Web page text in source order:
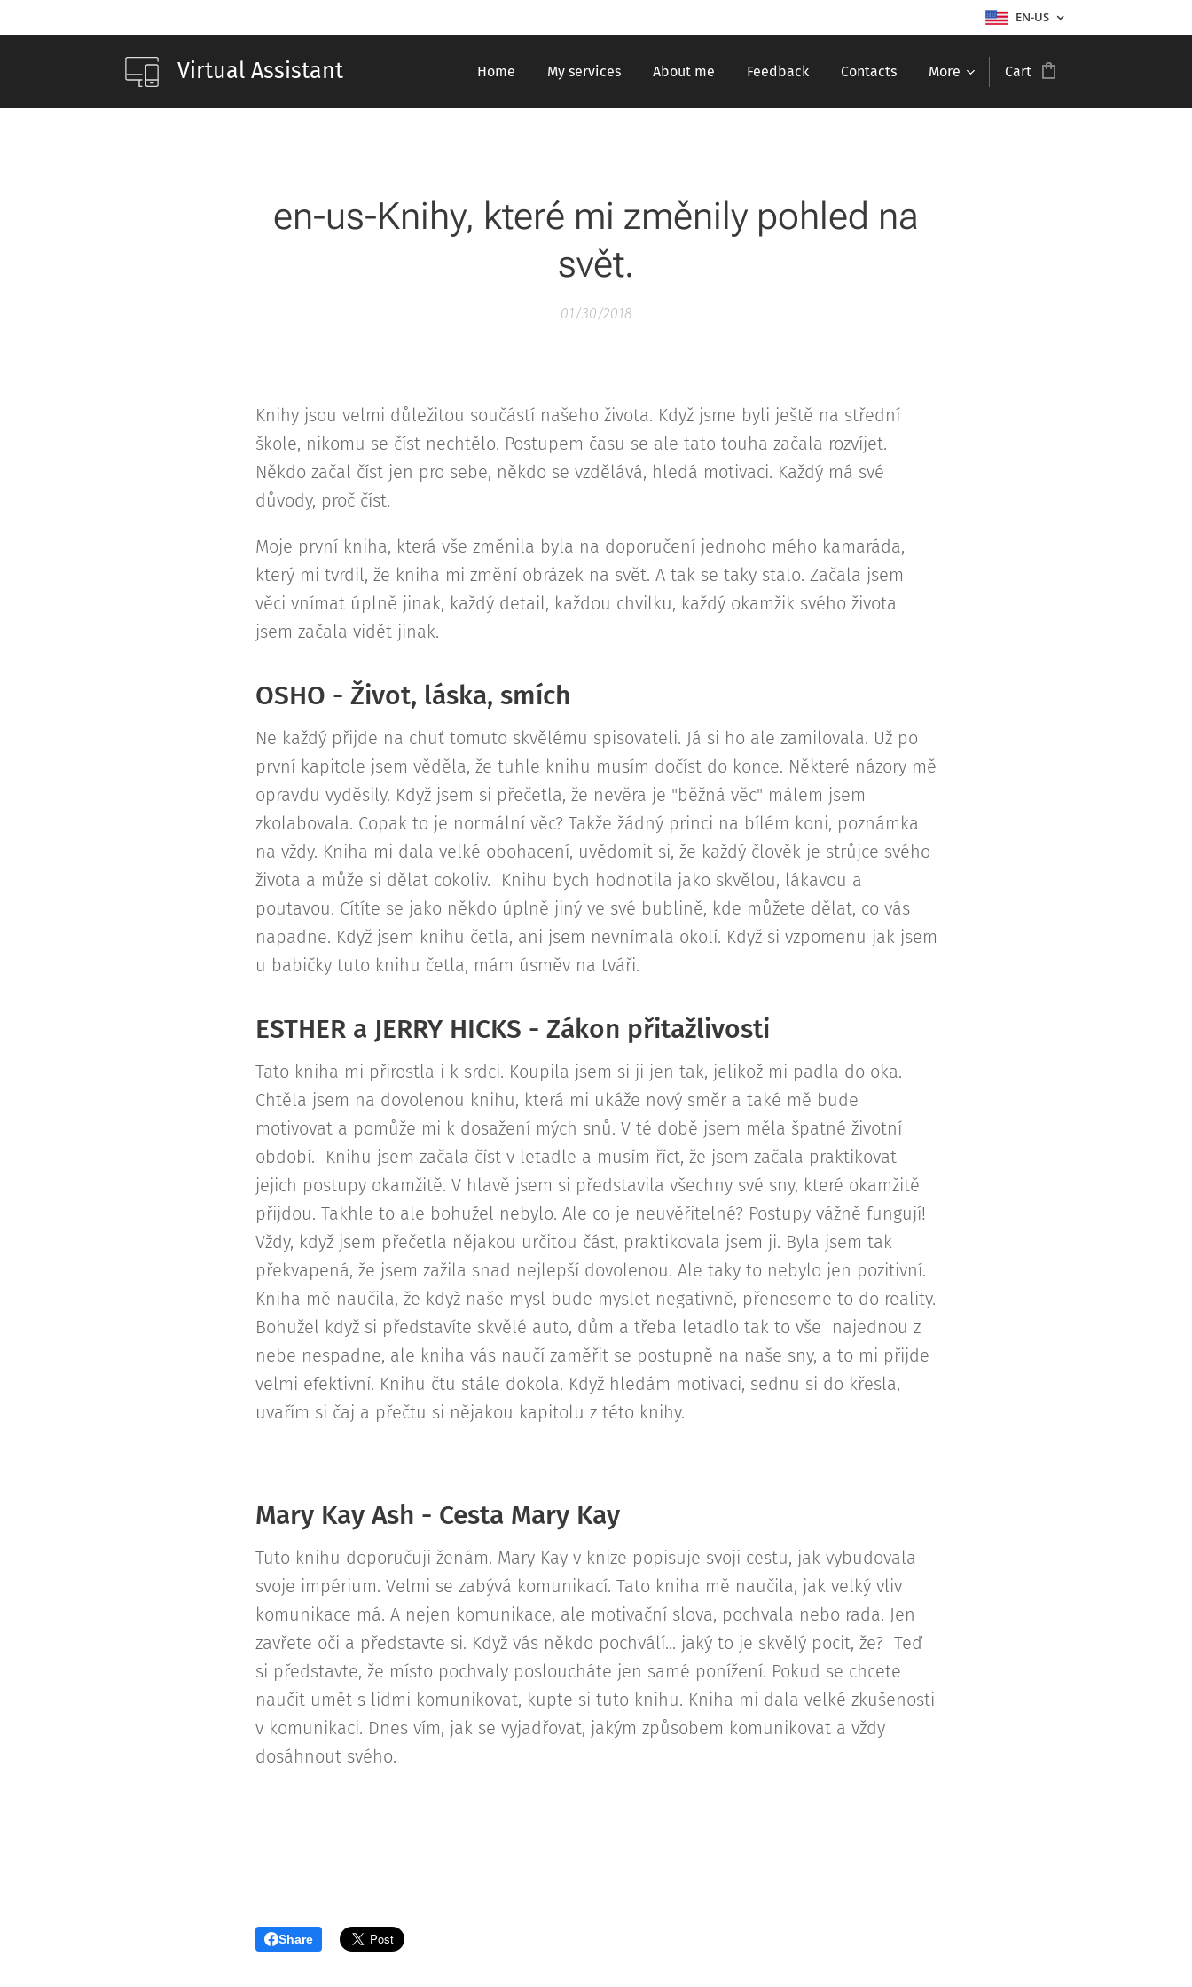
EN-US
Virtual Assistant Home My services About me Feedback Contacts More Cart
en-us-Knihy, které mi změnily pohled na
svět.
01/30/2018
Knihy jsou velmi důležitou součástí našeho života. Když jsme byli ještě na střední
škole, nikomu se číst nechtělo. Postupem času se ale tato touha začala rozvíjet.
Někdo začal číst jen pro sebe, někdo se vzdělává, hledá motivaci. Každý má své
důvody, proč číst.
Moje první kniha, která vše změnila byla na doporučení jednoho mého kamaráda,
který mi tvrdil, že kniha mi změní obrázek na svět. A tak se taky stalo. Začala jsem
věci vnímat úplně jinak, každý detail, každou chvilku, každý okamžik svého života
jsem začala vidět jinak.
OSHO - Život, láska, smích
Ne každý přijde na chuť tomuto skvělému spisovateli. Já si ho ale zamilovala. Už po
první kapitole jsem věděla, že tuhle knihu musím dočíst do konce. Některé názory mě
opravdu vyděsily. Když jsem si přečetla, že nevěra je "běžná věc" málem jsem
zkolabovala. Copak to je normální věc? Takže žádný princi na bílém koni, poznámka
na vždy. Kniha mi dala velké obohacení, uvědomit si, že každý člověk je strůjce svého
života a může si dělat cokoliv. Knihu bych hodnotila jako skvělou, lákavou a
poutavou. Cítíte se jako někdo úplně jiný ve své bublině, kde můžete dělat, co vás
napadne. Když jsem knihu četla, ani jsem nevnímala okolí. Když si vzpomenu jak jsem
u babičky tuto knihu četla, mám úsměv na tváři.
ESTHER a JERRY HICKS - Zákon přitažlivosti
Tato kniha mi přirostla i k srdci. Koupila jsem si ji jen tak, jelikož mi padla do oka.
Chtěla jsem na dovolenou knihu, která mi ukáže nový směr a také mě bude
motivovat a pomůže mi k dosažení mých snů. V té době jsem měla špatné životní
období. Knihu jsem začala číst v letadle a musím říct, že jsem začala praktikovat
jejich postupy okamžitě. V hlavě jsem si představila všechny své sny, které okamžitě
přijdou. Takhle to ale bohužel nebylo. Ale co je neuvěřitelné? Postupy vážně fungují!
Vždy, když jsem přečetla nějakou určitou část, praktikovala jsem ji. Byla jsem tak
překvapená, že jsem zažila snad nejlepší dovolenou. Ale taky to nebylo jen pozitivní.
Kniha mě naučila, že když naše mysl bude myslet negativně, přeneseme to do reality.
Bohužel když si představíte skvělé auto, dům a třeba letadlo tak to vše najednou z
nebe nespadne, ale kniha vás naučí zaměřit se postupně na naše sny, a to mi přijde
velmi efektivní. Knihu čtu stále dokola. Když hledám motivaci, sednu si do křesla,
uvařím si čaj a přečtu si nějakou kapitolu z této knihy.
Mary Kay Ash - Cesta Mary Kay
Tuto knihu doporučuji ženám. Mary Kay v knize popisuje svoji cestu, jak vybudovala
svoje impérium. Velmi se zabývá komunikací. Tato kniha mě naučila, jak velký vliv
komunikace má. A nejen komunikace, ale motivační slova, pochvala nebo rada. Jen
zavřete oči a představte si. Když vás někdo pochválí... jaký to je skvělý pocit, že? Teď
si představte, že místo pochvaly posloucháte jen samé ponížení. Pokud se chcete
naučit umět s lidmi komunikovat, kupte si tuto knihu. Kniha mi dala velké zkušenosti
v komunikaci. Dnes vím, jak se vyjadřovat, jakým způsobem komunikovat a vždy
dosáhnout svého.
Share